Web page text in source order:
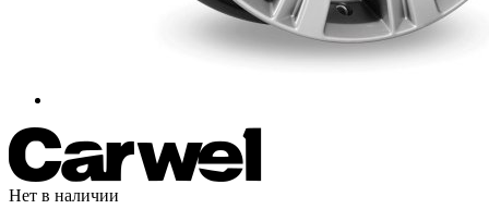
Нет в наличии